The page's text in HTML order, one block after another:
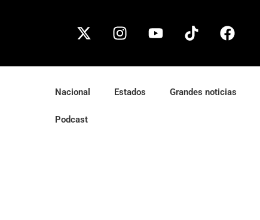
Nacional Estados Grandes noticias
Podcast